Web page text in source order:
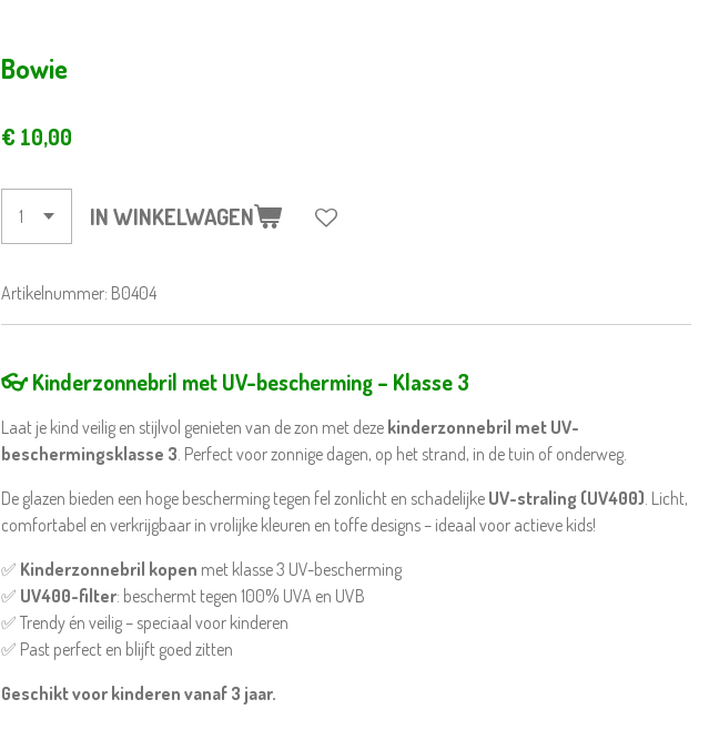
Bowie
€ 10,00
IN WINKELWAGEN
Artikelnummer: B0404
👓 Kinderzonnebril met UV-bescherming – Klasse 3
Laat je kind veilig en stijlvol genieten van de zon met deze kinderzonnebril met UV-
beschermingsklasse 3. Perfect voor zonnige dagen, op het strand, in de tuin of onderweg.
De glazen bieden een hoge bescherming tegen fel zonlicht en schadelijke UV-straling (UV400). Licht,
comfortabel en verkrijgbaar in vrolijke kleuren en toffe designs – ideaal voor actieve kids!
✅ Kinderzonnebril kopen met klasse 3 UV-bescherming
✅ UV400-filter: beschermt tegen 100% UVA en UVB
✅ Trendy én veilig – speciaal voor kinderen
✅ Past perfect en blijft goed zitten
Geschikt voor kinderen vanaf 3 jaar.